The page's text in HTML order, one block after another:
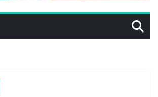
.ต.ก.แฟร์ 4 ภาค @ภาคกลาง “มนต์เสน่ห์เกษตร
างมหานคร” ชวนชิม ช้อป สินค้าเกษตร